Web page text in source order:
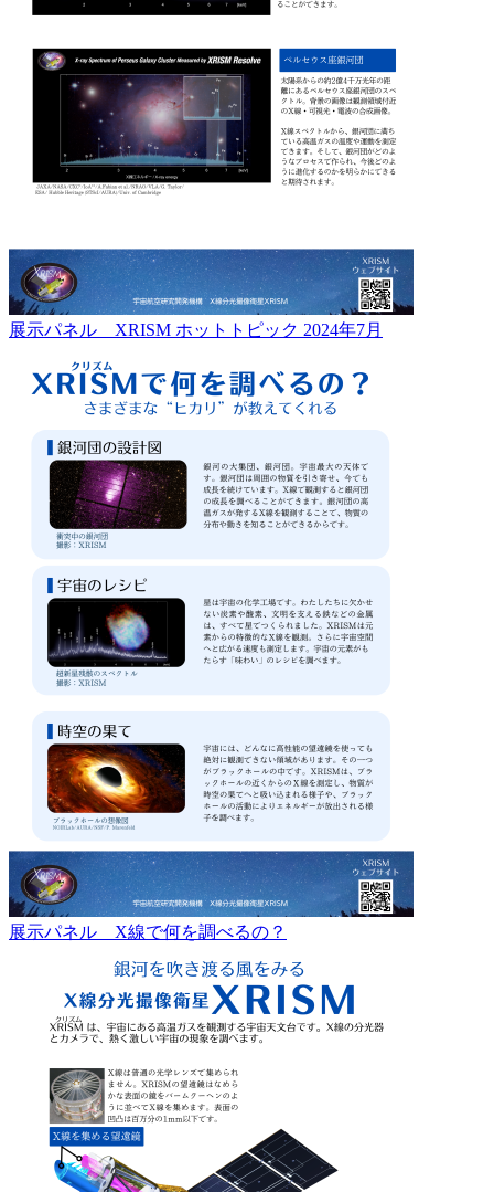
展示パネル XRISM ホットトピック 2024年7月
展示パネル X線で何を調べるの？